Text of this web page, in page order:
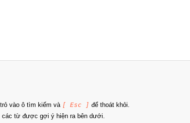
vào ô tìm kiếm và [ Esc ] để thoát khỏi.
các từ được gợi ý hiện ra bên dưới.